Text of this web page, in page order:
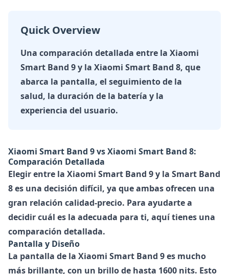
Quick Overview
Una comparación detallada entre la Xiaomi
Smart Band 9 y la Xiaomi Smart Band 8, que
abarca la pantalla, el seguimiento de la
salud, la duración de la batería y la
experiencia del usuario.
Xiaomi Smart Band 9 vs Xiaomi Smart Band 8:
Comparación Detallada
Elegir entre la Xiaomi Smart Band 9 y la Smart Band
8 es una decisión difícil, ya que ambas ofrecen una
gran relación calidad-precio. Para ayudarte a
decidir cuál es la adecuada para ti, aquí tienes una
comparación detallada.
Pantalla y Diseño
La pantalla de la Xiaomi Smart Band 9 es mucho
más brillante, con un brillo de hasta 1600 nits. Esto